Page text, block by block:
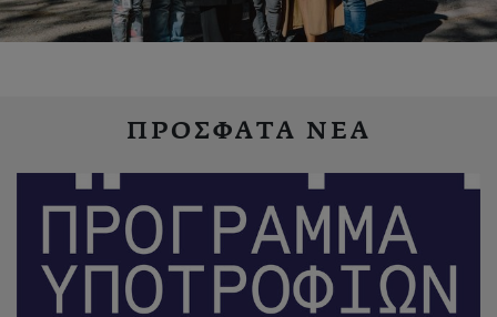
ΠΡΟΣΦΑΤΑ ΝΕΑ